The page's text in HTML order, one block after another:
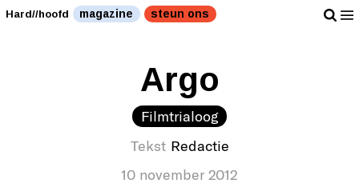
Hard//hoofd magazine steun ons
Argo
Filmtrialoog
Tekst Redactie
10 november 2012